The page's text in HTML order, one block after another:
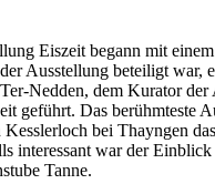
Eiszeit begann mit
Ausstellung beteiligt
Nedden, dem Kurator
geführt. Das berühmteste
bei Thayngen
interessant war der
Tanne.